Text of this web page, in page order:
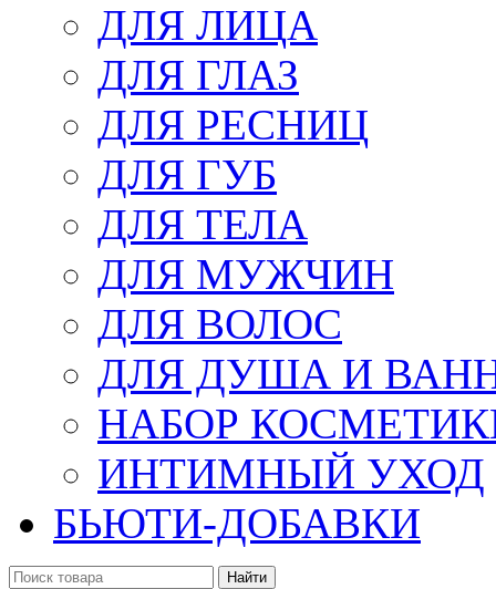
ДЛЯ ЛИЦА
ДЛЯ ГЛАЗ
ДЛЯ РЕСНИЦ
ДЛЯ ГУБ
ДЛЯ ТЕЛА
ДЛЯ МУЖЧИН
ДЛЯ ВОЛОС
ДЛЯ ДУША И
НАБОР
ИНТИМНЫЙ УХОД
БЬЮТИ-ДОБАВКИ
Найти